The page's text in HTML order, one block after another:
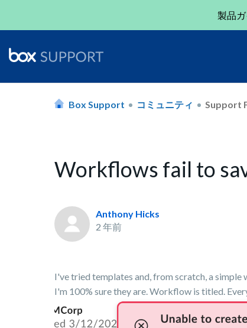
製品
Box Support コミュニティ Support
Workflows fail to
Anthony Hicks
2 年前
I've tried templates and, from scratch, a
I'm 100% sure they are. Workflow is titled.